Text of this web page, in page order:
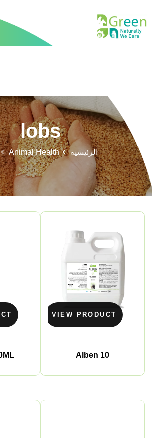
lobs
الرئيسية Animal Health
VIEW PRODUCT
Alben 10